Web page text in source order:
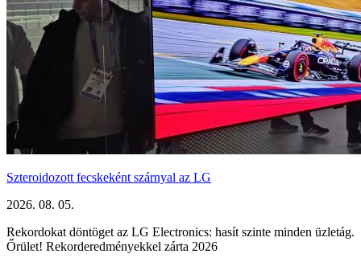
Szteroidozott fecskeként szárnyal az LG
2026. 08. 05.
Rekordokat döntöget az LG Electronics: hasít szinte minden üzletág.
Őrület! Rekorderedményekkel zárta 2026